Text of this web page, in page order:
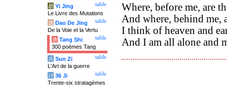
Where, before me, are
And where, behind me,
I think of heaven and
And I am all alone and
table
易 Yi Jing
Le Livre des Mutations
table
道 Dao De Jing
De la Voie et la Vertu
table
唐 Tang Shi
300 poèmes Tang
table
兵 Sun Zi
L'Art de la guerre
table
计 36 Ji
Trente-six stratagèmes